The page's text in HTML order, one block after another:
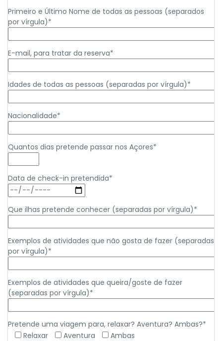
Primeiro e Último Nome de todas as pessoas (separados
por vírgula)*
E-mail, para tratar da reserva*
Idades de todas as pessoas (separadas por vírgula)*
Nacionalidade*
Quantos dias pretende passar nos Açores*
Data de check-in pretendida*
Que ilhas pretende conhecer (separadas por vírgula)*
Exemplos de atividades que não gosta de fazer (separadas
por vírgula)*
Exemplos de atividades que queira/goste de fazer
(separadas por vírgula)*
Pretende uma viagem para, relaxar? Aventura? Ambas?*
Relaxar
Aventura Ambas